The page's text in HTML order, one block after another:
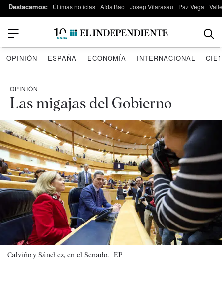
Destacamos: Últimas noticias Aída Bao Josep Vilarasau Paz Vega
OPINIÓN ESPAÑA ECONOMÍA INTERNACIONAL
OPINIÓN
Las migajas del Gobierno
Calviño y Sánchez, en el Senado. | EP